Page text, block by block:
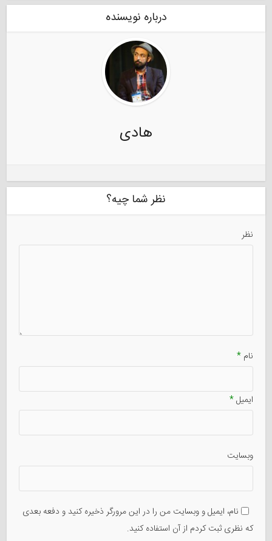
درباره نویسنده
هادی
نظر شما چیه؟
نظر
نام*
ایمیل*
وبسایت
نام، ایمیل و وبسایت من را در این مرورگر ذخیره کنید و دفعه بعدی
که نظری ثبت کردم از آن استفاده کنید.